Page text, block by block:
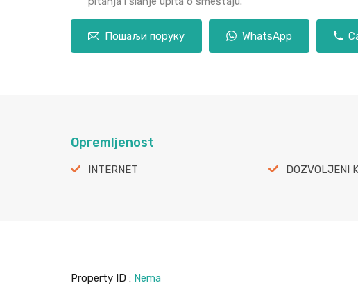
Пошаљи поруку WhatsApp
Opremljenost
INTERNET DOZVOLJENI
Property ID : Nema